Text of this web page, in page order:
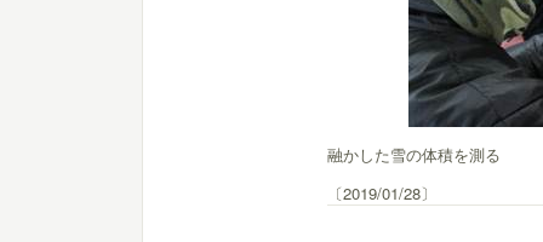
融かした雪の体積を測る
〔2019/01/28〕